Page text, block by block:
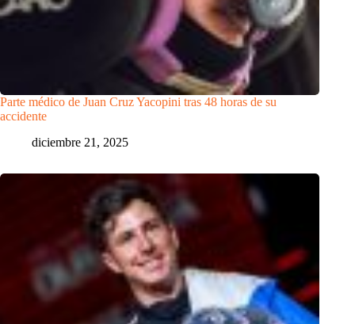
Parte médico de Juan Cruz Yacopini tras 48 horas de su
accidente
diciembre 21, 2025